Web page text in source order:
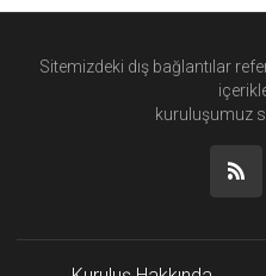
Sitemizdeki dış bağlantılar
kuruluşumuz